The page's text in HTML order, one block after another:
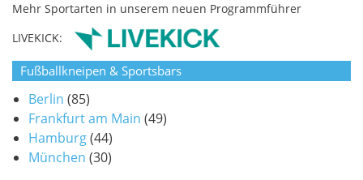
Mehr Sportarten in unserem neuen Programmführer
LIVEKICK:
Fußballkneipen & Sportsbars
Berlin (85)
Frankfurt am Main (49)
Hamburg(44)
München (30)